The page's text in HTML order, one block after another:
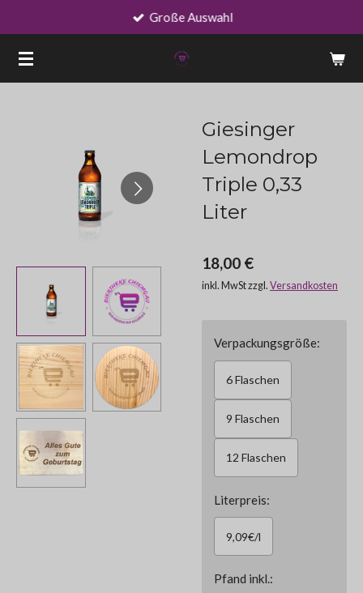
springen
Große Auswahl
Giesinger
Lemondrop
Triple 0,33
Liter
18,00 €
inkl. MwSt zzgl. Versandkosten
Verpackungsgröße:
6 Flaschen
9 Flaschen
12 Flaschen
Literpreis:
9,09€/l
Pfand inkl.: